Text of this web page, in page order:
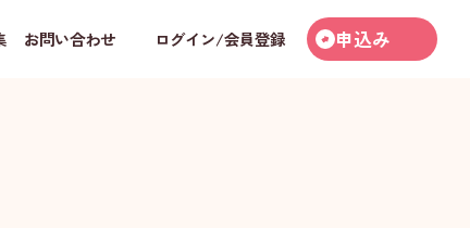
お問い合わせ ログイン/会員登録 申込み